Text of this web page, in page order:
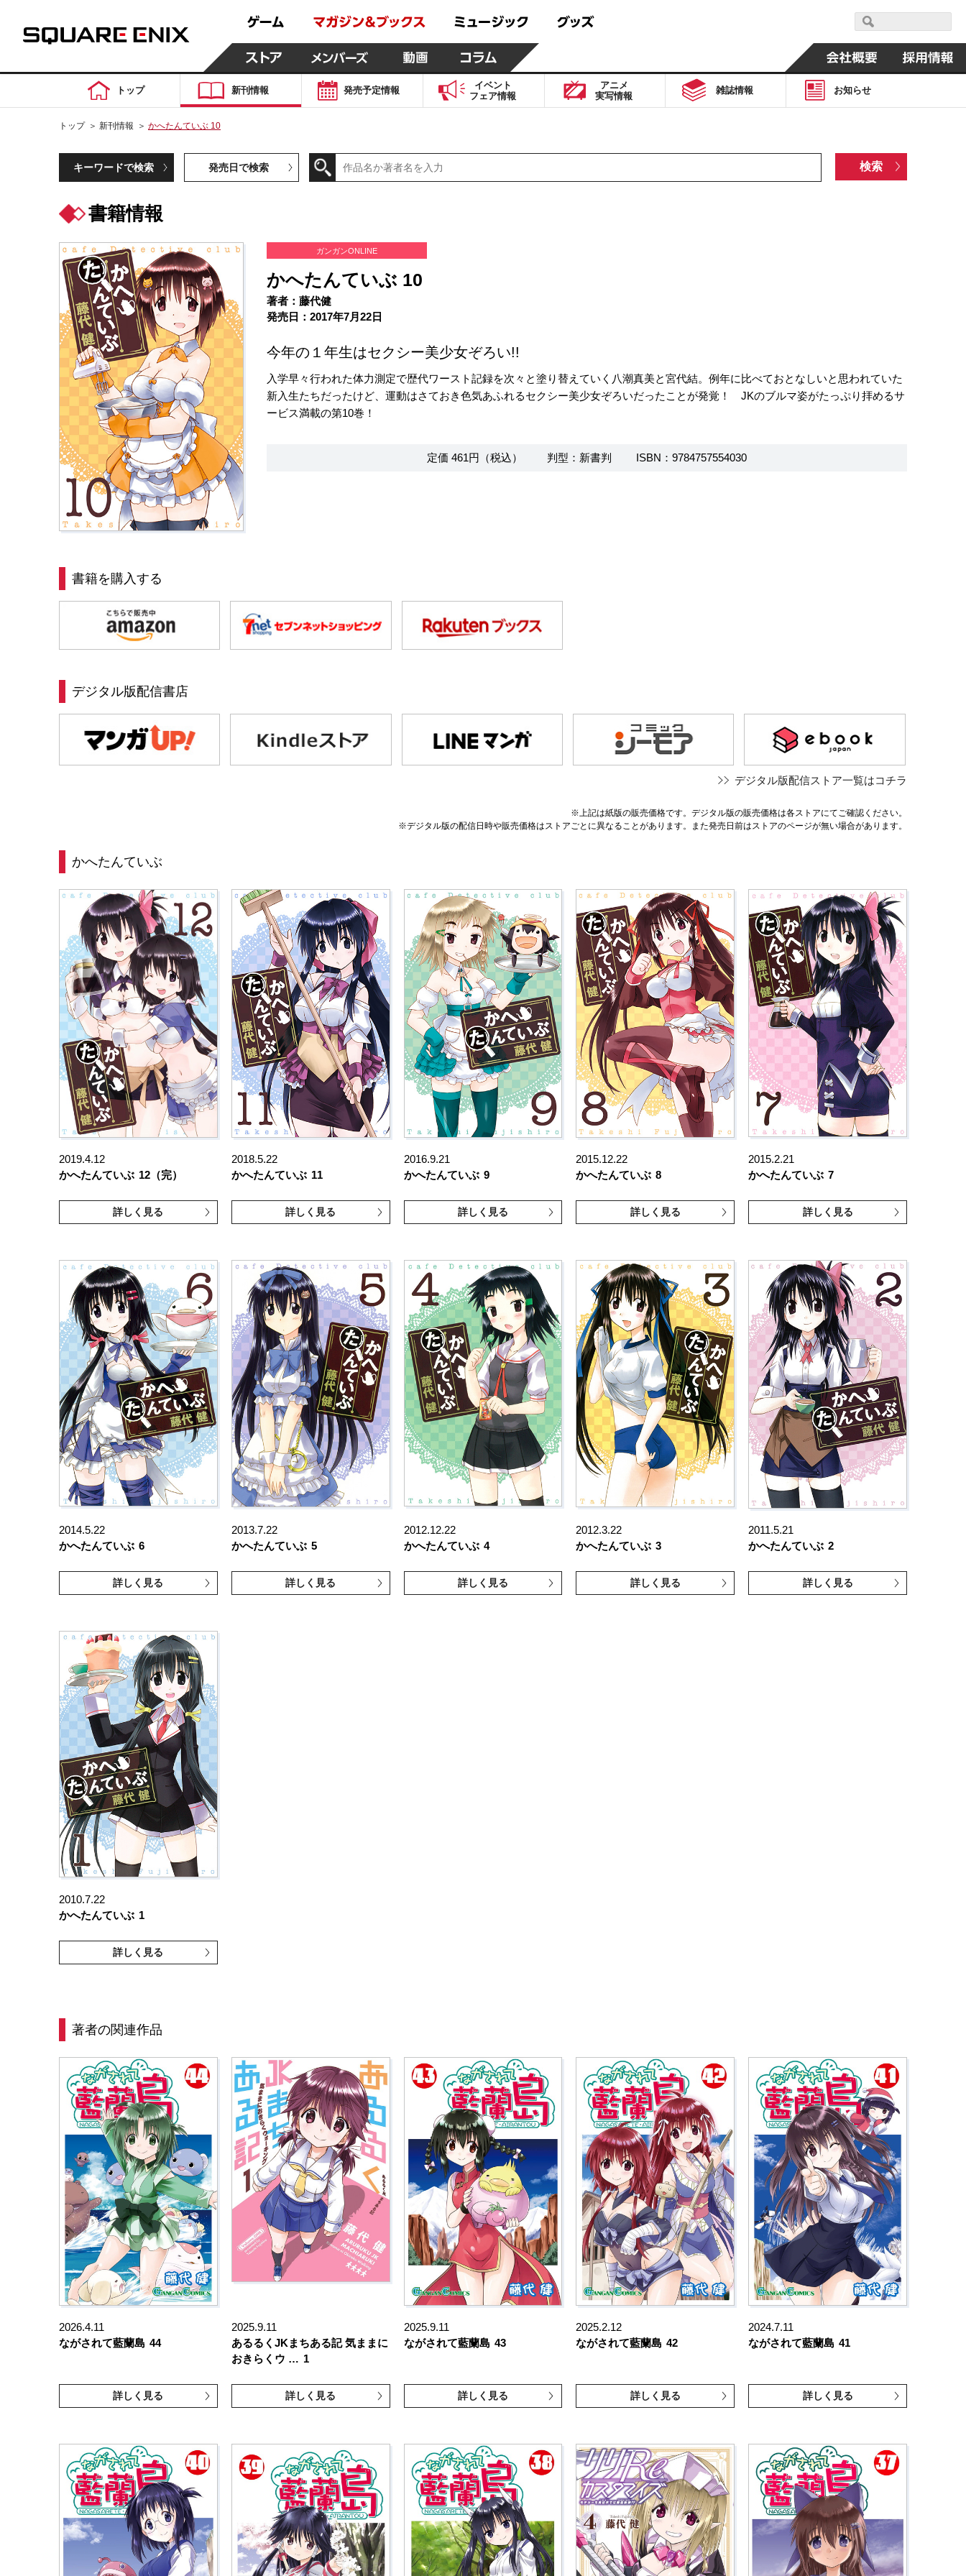
トップ 新刊情報 発売予定情報
イベント
フェア情報
アニメ
実写情報
雑誌情報 お知らせ
トップ ＞ 新刊情報 ＞ かへたんていぶ 10
キーワードで検索 発売日で検索
書籍情報
ガンガンONLINE
かへたんていぶ 10
著者：藤代健
発売日：2017年7月22日
今年の１年生はセクシー美少女ぞろい!!
入学早々行われた体力測定で歴代ワースト記録を次々と塗り替えていく八潮真美と宮代結。例年に比べておとなしいと思われていた
新入生たちだったけど、運動はさておき色気あふれるセクシー美少女ぞろいだったことが発覚！ JKのブルマ姿がたっぷり拝めるサ
ービス満載の第10巻！
定価 461円（税込） 判型：新書判 ISBN：9784757554030
書籍を購入する
デジタル版配信書店
デジタル版配信ストア一覧はコチラ
※上記は紙版の販売価格です。デジタル版の販売価格は各ストアにてご確認ください。
※デジタル版の配信日時や販売価格はストアごとに異なることがあります。また発売日前はストアのページが無い場合があります。
かへたんていぶ
2019.4.12
かへたんていぶ 12（完）
詳しく見る
2018.5.22
かへたんていぶ 11
詳しく見る
2016.9.21
かへたんていぶ 9
詳しく見る
2015.12.22
かへたんていぶ 8
詳しく見る
2015.2.21
かへたんていぶ 7
詳しく見る
2014.5.22
かへたんていぶ 6
詳しく見る
2013.7.22
かへたんていぶ 5
詳しく見る
2012.12.22
かへたんていぶ 4
詳しく見る
2012.3.22
かへたんていぶ 3
詳しく見る
2011.5.21
かへたんていぶ 2
詳しく見る
2010.7.22
かへたんていぶ 1
詳しく見る
著者の関連作品
2026.4.11
ながされて藍蘭島 44
詳しく見る
2025.9.11
あるるくJKまちある記 気ままに
おきらくウ … 1
詳しく見る
2025.9.11
ながされて藍蘭島 43
詳しく見る
2025.2.12
ながされて藍蘭島 42
詳しく見る
2024.7.11
ながされて藍蘭島 41
詳しく見る